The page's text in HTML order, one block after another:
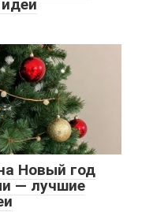
Новый год
— лучшие